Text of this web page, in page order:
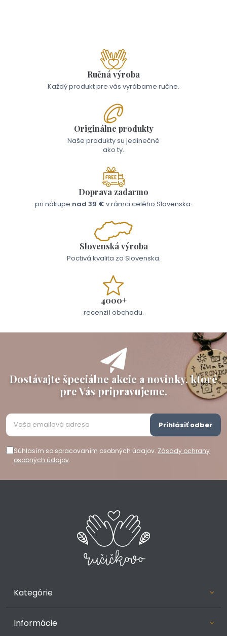
Ručná výroba
Každý produkt pre vás vyrábame ručne.
Originálne produkty
Naše produkty su jedinečné
ako ty.
Doprava zadarmo
pri nákupe nad 39 € v rámci celého Slovenska.
Slovenská výroba
Poctivá kvalita zo Slovenska.
4000+
recenzií obchodu.
Dostávajte špeciálne akcie a novinky, ktoré
pre Vás pripravujeme.
Súhlasím so spracovaním osobných údajov. Zásady ochrany
osobných údajov.
Prihlásiť odber
Kategórie
Informácie